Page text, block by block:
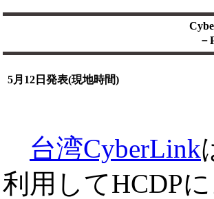
5月12日発表(現地時間)
台湾CyberLink
利用してHCDP